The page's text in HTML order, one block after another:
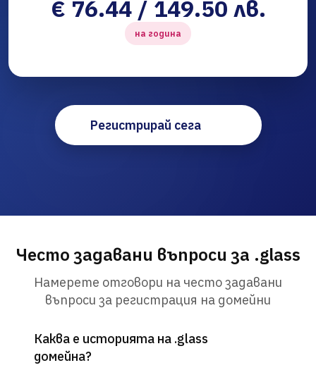
€ 76.44 / 149.50 лв.
на година
Регистрирай сега
Често задавани въпроси за .glass
Намерете отговори на често задавани
въпроси за регистрация на домейни
Каква е историята на .glass
домейна?